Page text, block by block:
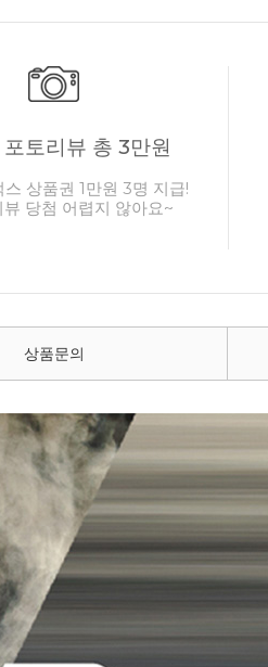
토리뷰 총 3만원
상품권 1만원 3명 지급!
뷰 당첨 어렵지 않아요~
상품문의